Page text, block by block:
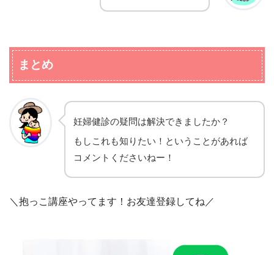
まとめ
妊婦健診の疑問は解決できましたか？
もしこれも知りたい！ということがあれば
コメントくださいねー！
＼抱っこ講座やってます！お友達登録してね／